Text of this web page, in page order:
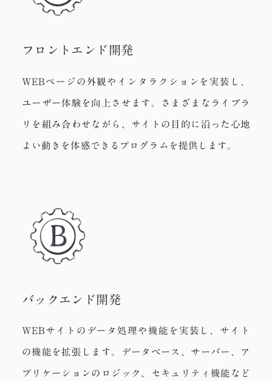
フロントエンド開発
WEBページの外観やインタラクションを実装し、
ユーザー体験を向上させます。さまざまなライブラ
リを組み合わせながら、サイトの目的に沿った心地
よい動きを体感できるプログラムを提供します。
バックエンド開発
WEBサイトのデータ処理や機能を実装し、サイト
の機能を拡張します。データベース、サーバー、ア
プリケーションのロジック、セキュリティ機能など